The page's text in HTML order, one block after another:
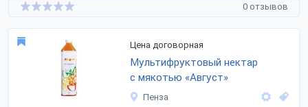
0 отзывов
Цена договорная
Мультифруктовый нектар
с мякотью «Август»
Пенза